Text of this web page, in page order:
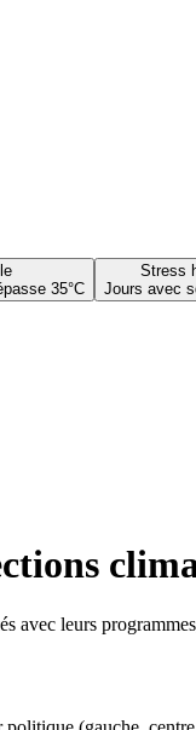
35°C
Stress
Jours avec
avec leurs